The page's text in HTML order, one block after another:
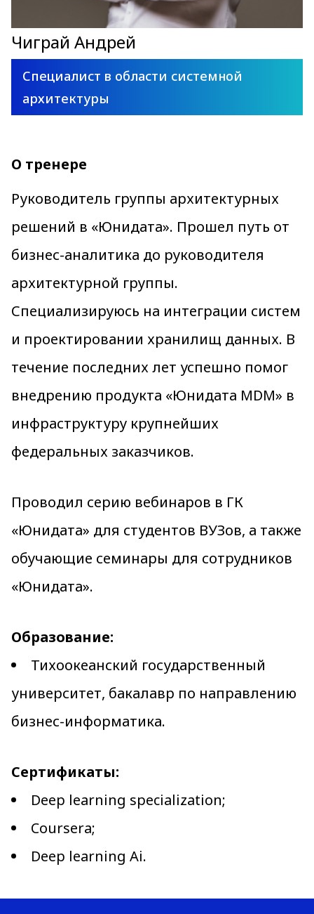
Чиграй Андрей
Специалист в области системной
архитектуры
О тренере
Руководитель группы архитектурных
решений в «Юнидата». Прошел путь от
бизнес-аналитика до руководителя
архитектурной группы.
Специализируюсь на интеграции систем
и проектировании хранилищ данных. В
течение последних лет успешно помог
внедрению продукта «Юнидата MDM» в
инфраструктуру крупнейших
федеральных заказчиков.
Проводил серию вебинаров в ГК
«Юнидата» для студентов ВУЗов, а также
обучающие семинары для сотрудников
«Юнидата».
Образование:
Тихоокеанский государственный
университет, бакалавр по направлению
бизнес-информатика.
Сертификаты:
Deep learning specialization;
Coursera;
Deep learning Ai.